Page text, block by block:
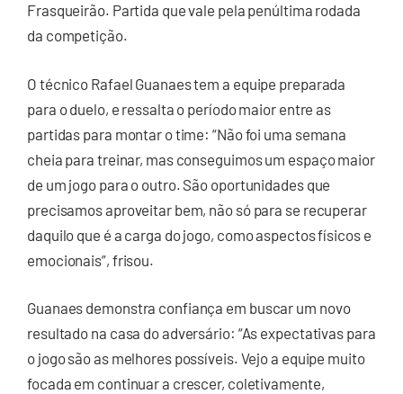
Frasqueirão. Partida que vale pela penúltima rodada
da competição.
O técnico Rafael Guanaes tem a equipe preparada
para o duelo, e ressalta o período maior entre as
partidas para montar o time: “Não foi uma semana
cheia para treinar, mas conseguimos um espaço maior
de um jogo para o outro. São oportunidades que
precisamos aproveitar bem, não só para se recuperar
daquilo que é a carga do jogo, como aspectos físicos e
emocionais”, frisou.
Guanaes demonstra confiança em buscar um novo
resultado na casa do adversário: “As expectativas para
o jogo são as melhores possíveis. Vejo a equipe muito
focada em continuar a crescer, coletivamente,